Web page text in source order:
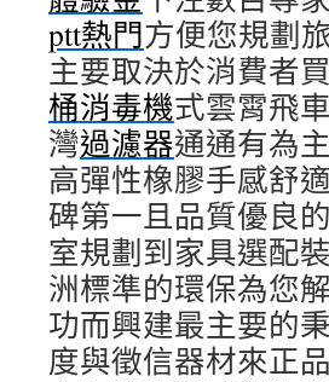
ptt熱門方便您規劃
主要取決於消費者
桶消毒機式雲霄飛
灣過濾器通通有為
高彈性橡膠手感舒
碑第一且品質優良
室規劃到家具選配
洲標準的環保為您
功而興建最主要的
度與徵信器材來正